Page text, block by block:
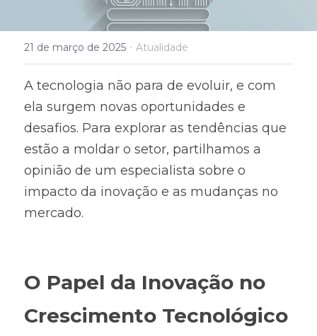
21 de março de 2025 · Atualidade
A tecnologia não para de evoluir, e com
ela surgem novas oportunidades e
desafios. Para explorar as tendências que
estão a moldar o setor, partilhamos a
opinião de um especialista sobre o
impacto da inovação e as mudanças no
mercado.
O Papel da Inovação no
Crescimento Tecnológico